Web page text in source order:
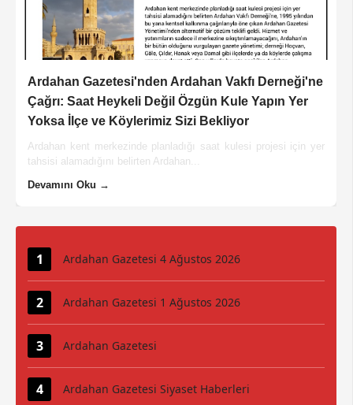
Ardahan Gazetesi'nden Ardahan Vakfı Derneği'ne
Çağrı: Saat Heykeli Değil Özgün Kule Yapın Yer
Yoksa İlçe ve Köylerimiz Sizi Bekliyor
Ardahan kent merkezinde planladığı saat kulesi projesi için yer
tahsisi alamadığını belirten Ardahan...
Devamını Oku →
Ardahan Gazetesi 4 Ağustos 2026
Ardahan Gazetesi 1 Ağustos 2026
Ardahan Gazetesi
Ardahan Gazetesi Siyaset Haberleri